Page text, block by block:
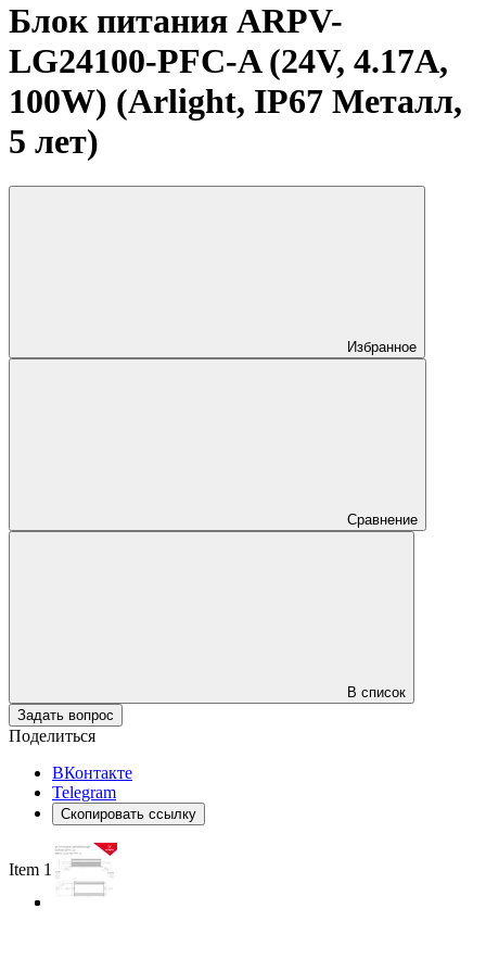
Блок питания ARPV-
LG24100-PFC-A (24V, 4.17A,
100W) (Arlight, IP67 Металл,
5 лет)
Избранное
Сравнение
В список
Задать вопрос
Поделиться
ВКонтакте
Telegram
Скопировать ссылку
Item 1 of 3